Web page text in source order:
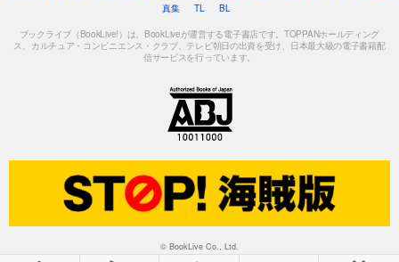
真集
TL BL
ブックライブ（BookLive!）は、BookLiveが運営する電子書店です。TOPPANホールディング
ス、カルチュア・コンビニエンス・クラブ、テレビ朝日の出資を受け、日本最大級の電子書籍配
信サービスを行っています。
© BookLive Co., Ltd.